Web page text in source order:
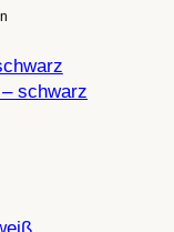
– schwarz